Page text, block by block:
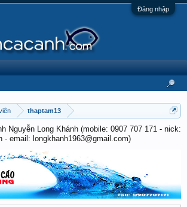
Đăng nhập
thaptam13
Nguyễn Long Khánh (mobile: 0907 707 171 - nick:
- email: longkhanh1963@gmail.com)